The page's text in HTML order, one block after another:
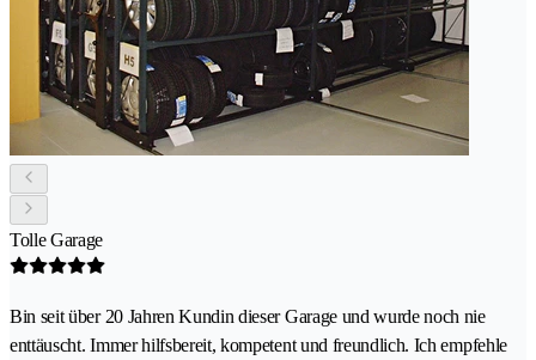
Tolle Garage
Bin seit über 20 Jahren Kundin dieser Garage und wurde noch nie
enttäuscht. Immer hilfsbereit, kompetent und freundlich. Ich empfehle